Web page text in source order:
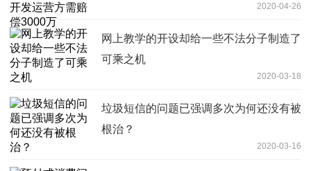
2020-04-26
网上教学的开设却给一些不法分子制造了
可乘之机
2020-03-18
垃圾短信的问题已强调多次为何还没有被
根治？
2020-03-16